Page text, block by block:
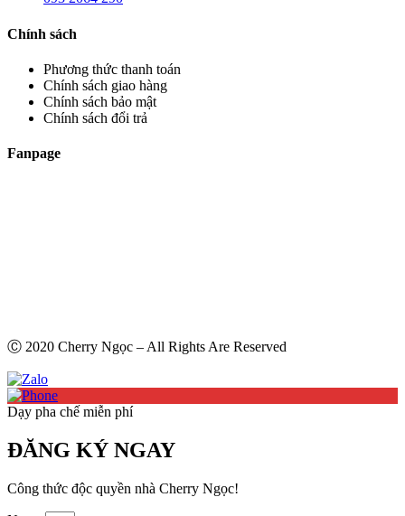
Chính sách
Phương thức thanh toán
Chính sách giao hàng
Chính sách bảo mật
Chính sách đổi trả
Fanpage
Ⓒ 2020 Cherry Ngọc – All Rights Are Reserved
Dạy pha chế miễn phí
ĐĂNG KÝ NGAY
Công thức độc quyền nhà Cherry Ngọc!